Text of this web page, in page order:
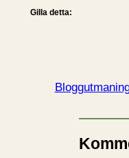
Gilla detta: